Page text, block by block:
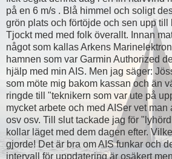
på en 6 m/s . Blå himmel och soligt
grön plats och förtöjde och sen upp till
Tjockt med med folk överallt. Innan
något som kallas Arkens
hamnen som var Garmin Authorized
hjälp med min AIS. Men jag säger:
som möte mig bakom kassan och än
ringde till "teknikern som var ute på
mycket arbete och med AISer vet man
osv osv. Till slut tackade jag för
kollar läget med dem dagen efter.
gjorde! Det är bra om AIS funkar och
intervall för uppdatering är osäkert